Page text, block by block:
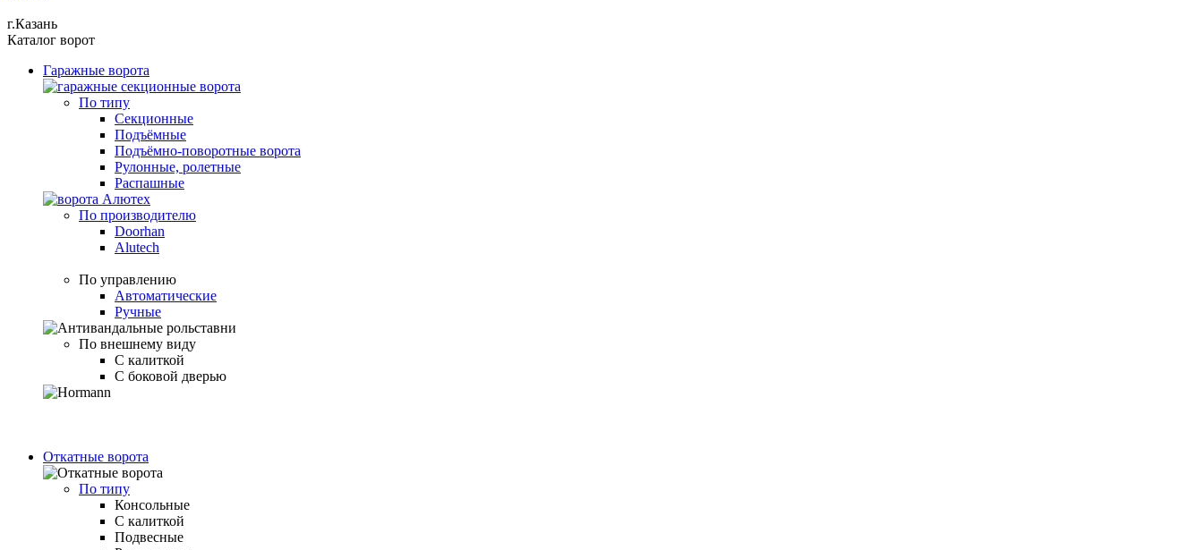
г.Казань
Каталог ворот
Гаражные ворота
По типу
Секционные
Подъёмные
Подъёмно-поворотные ворота
Рулонные, ролетные
Распашные
По производителю
Doorhan
Alutech
По управлению
Автоматические
Ручные
По внешнему виду
С калиткой
С боковой дверью
Откатные ворота
По типу
Консольные
С калиткой
Подвесные